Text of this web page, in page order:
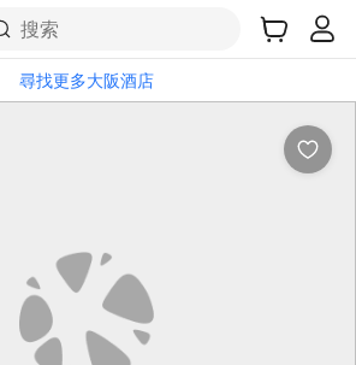
搜索
尋找更多大阪酒店